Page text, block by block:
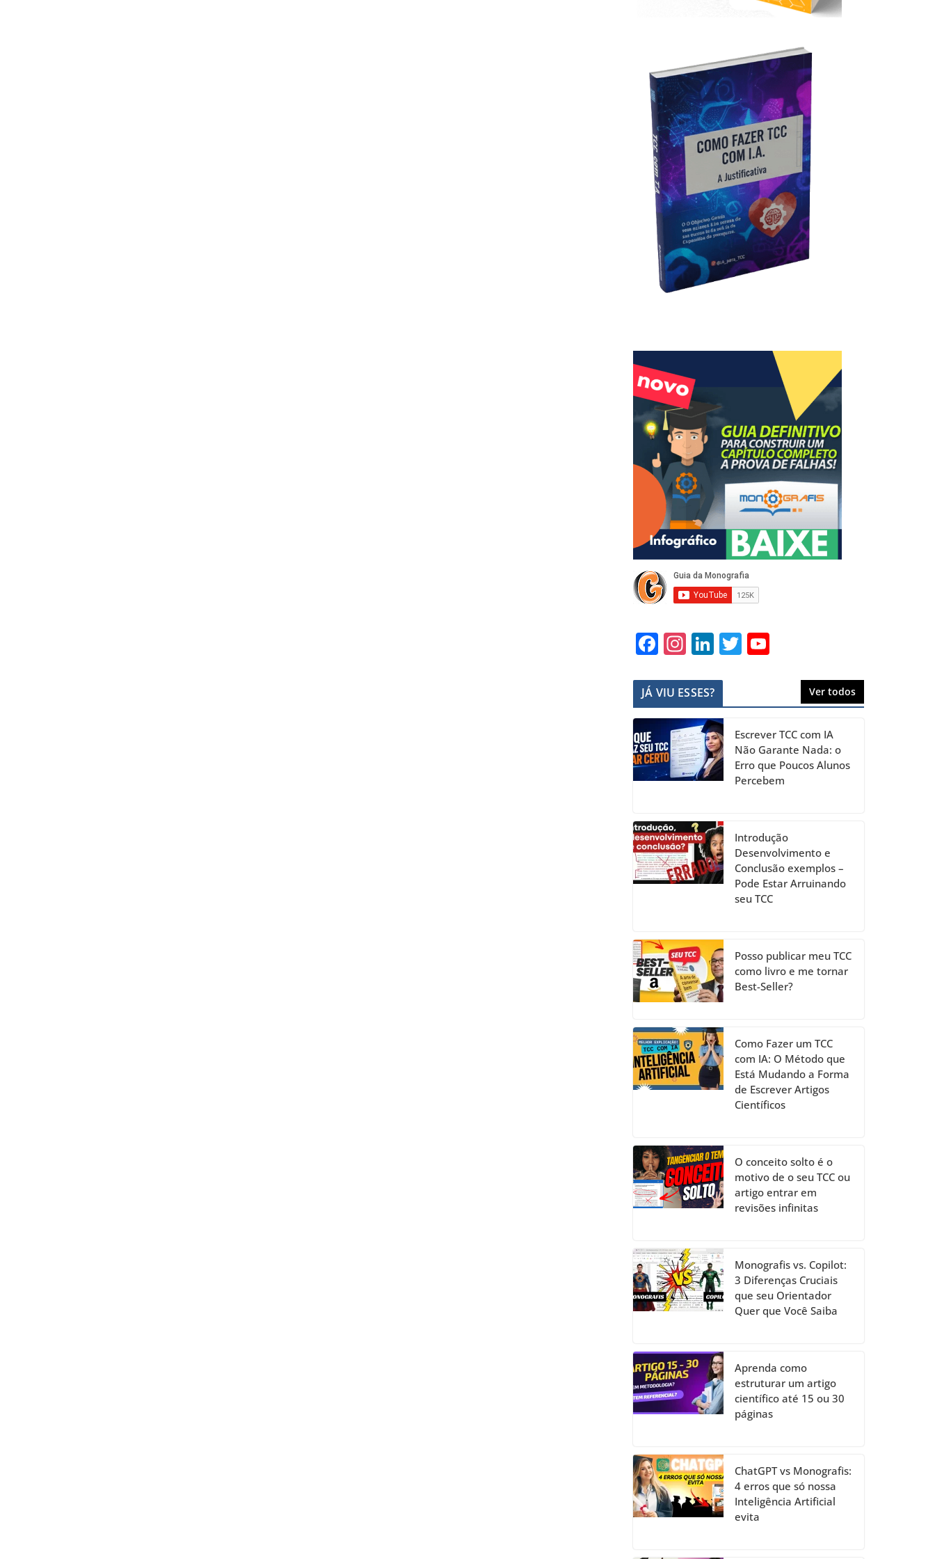
F
c
e
b
o
o
In
a
gr
a
m
Li
k
e
dI
n
T
er T
u
b
e
a
n
n
el
JÁ VIU ESSES? Ver todos
Escrever TCC com IA
Não Garante Nada: o
Erro que Poucos Alunos
Percebem
Introdução
Desenvolvimento e
Conclusão exemplos –
Pode Estar Arruinando
seu TCC
Posso publicar meu TCC
como livro e me tornar
Best-Seller?
Como Fazer um TCC
com IA: O Método que
Está Mudando a Forma
de Escrever Artigos
Científicos
O conceito solto é o
motivo de o seu TCC ou
artigo entrar em
revisões infinitas
Monografis vs. Copilot:
3 Diferenças Cruciais
que seu Orientador
Quer que Você Saiba
Aprenda como
estruturar um artigo
científico até 15 ou 30
páginas
ChatGPT vs Monografis:
4 erros que só nossa
Inteligência Artificial
evita